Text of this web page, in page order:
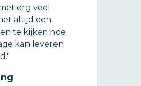
erg veel
altijd een
te kijken hoe
kan leveren